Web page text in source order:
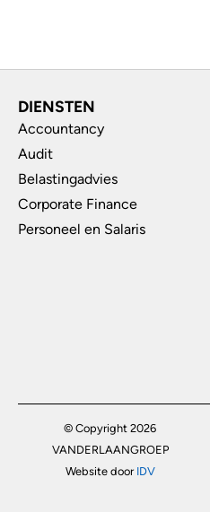
DIENSTEN
Accountancy
Audit
Belastingadvies
Corporate Finance
Personeel en Salaris
© Copyright 2026
VANDERLAANGROEP
Website door IDV